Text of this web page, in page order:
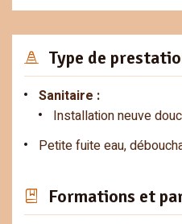
Type de
Sanitaire :
Installation neuve
Petite fuite eau,
Formations et